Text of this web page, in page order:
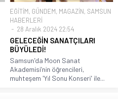
EĞİTİM, GÜNDEM, MAGAZİN, SAMSUN
HABERLERİ
28 Aralık 2024 22:54
GELECEĞİN SANATÇILARI
BÜYÜLEDİ!
Samsun'da Moon Sanat
Akademisi’nin öğrencileri,
muhteşem 'Yıl Sonu Konseri' ile...